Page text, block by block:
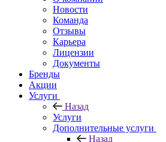
Новости
Команда
Отзывы
Карьера
Лицензии
Документы
Бренды
Акции
Услуги
Назад
Услуги
Дополнительные услуги
Назад